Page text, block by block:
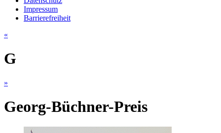
Impressum
Barrierefreiheit
«
G
»
Georg-Büchner-Preis